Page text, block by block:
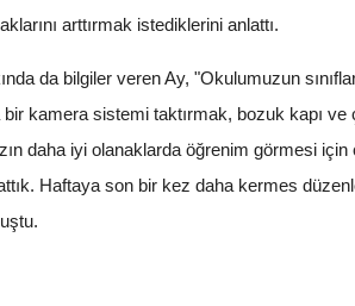
arttırmak istediklerini anlattı.
da bilgiler veren Ay, "Okulumuzun
kamera sistemi taktırmak, bozuk kapı
daha iyi olanaklarda öğrenim görmesi
Haftaya son bir kez daha kermes